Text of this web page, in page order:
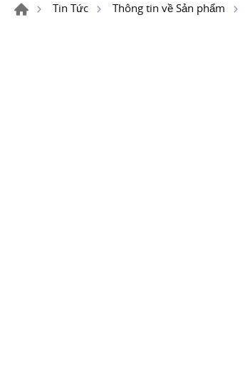
Tin Tức Thông tin về Sản phẩm